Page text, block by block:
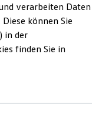
verarbeiten Daten
können Sie
in der
finden Sie in